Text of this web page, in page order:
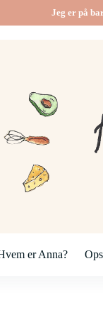
Jeg er på
er Anna?